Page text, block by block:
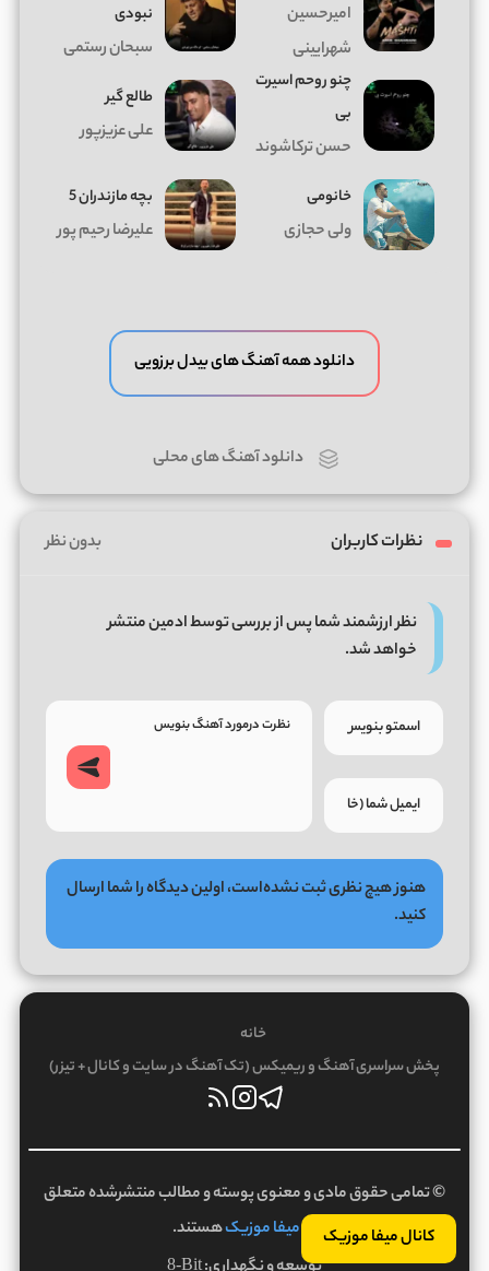
کانال میفا موزیک
امیرحسین
شهرایینی
نبودی
سبحان رستمی
چنو روحم اسیرت
بی
حسن ترکاشوند
طالع گیر
علی عزیزپور
خانومی
ولی حجازی
بچه مازندران 5
علیرضا رحیم پور
دانلود همه آهنگ های بیدل برزویی
دانلود آهنگ های محلی
نظرات کاربران بدون نظر
نظر ارزشمند شما پس از بررسی توسط ادمین منتشر
خواهد شد.
هنوز هیچ نظری ثبت نشده‌است، اولین دیدگاه را شما ارسال
کنید.
خانه
پخش سراسری آهنگ و ریمیکس (تک آهنگ در سایت و کانال + تیزر)
© تمامی حقوق مادی و معنوی پوسته و مطالب منتشرشده متعلق
بهمیفا موزیکهستند.
8-Bit